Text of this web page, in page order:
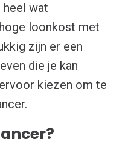
heel wat
loonkost met
zijn er een
die je kan
kiezen om te